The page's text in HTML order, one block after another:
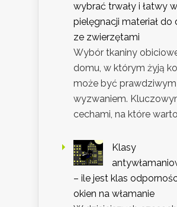
wybrać trwały i łatwy w
pielęgnacji materiał do
ze zwierzętami
Wybór tkaniny
domu, w którym żyją
może być prawdziwym
wyzwaniem.
cechami, na które
Klasy
– ile jest klas
okien na włamanie